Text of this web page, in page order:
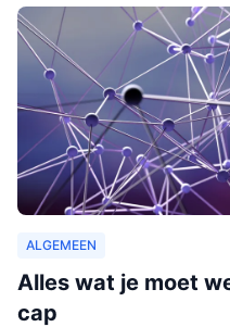
ALGEMEEN
Alles wat je moet
cap